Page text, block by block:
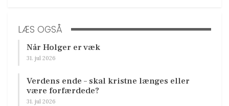
LÆS OGSÅ
Når Holger er væk
31. jul 2026
Verdens ende – skal kristne længes eller
være forfærdede?
31. jul 2026